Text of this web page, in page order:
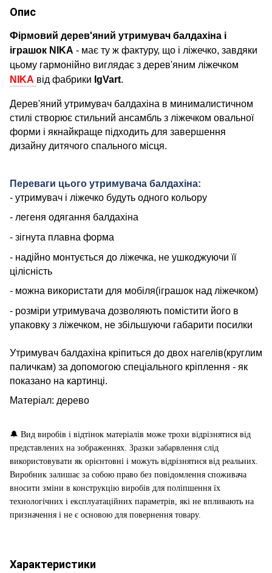
Опис
Фірмовий дерев'яний утримувач балдахіна і
іграшок NIKA - має ту ж фактуру, що і ліжечко, завдяки
цьому гармонійно виглядає з дерев'яним ліжечком
NIKA від фабрики IgVart.
Дерев'яний утримувач балдахіна в минималистичном
стилі створює стильний ансамбль з ліжечком овальної
форми і якнайкраще підходить для завершення
дизайну дитячого спального місця.
Переваги цього утримувача балдахіна:
- утримувач і ліжечко будуть одного кольору
- легеня одягання балдахіна
- зігнута плавна форма
- надійно монтується до ліжечка, не ушкоджуючи її
цілісність
- можна використати для мобіля(іграшок над ліжечком)
- розміри утримувача дозволяють помістити його в
упаковку з ліжечком, не збільшуючи габарити посилки
Утримувач балдахіна кріпиться до двох нагелів(круглим
паличкам) за допомогою спеціального кріплення - як
показано на картинці.
Матеріал: дерево
🔔 Вид виробів і відтінок матеріалів може трохи відрізнятися від
представлених на зображеннях. Зразки забарвлення слід
використовувати як орієнтовні і можуть відрізнятися від реальних.
Виробник залишає за собою право без повідомлення споживача
вносити зміни в конструкцію виробів для поліпшення їх
технологічних і експлуатаційних параметрів, які не впливають на
призначення і не є основою для повернення товару.
Характеристики